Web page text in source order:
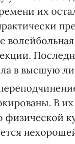
их
в высшую
В их
физической